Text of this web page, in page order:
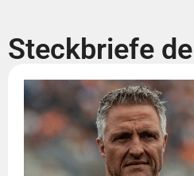
Steckbriefe